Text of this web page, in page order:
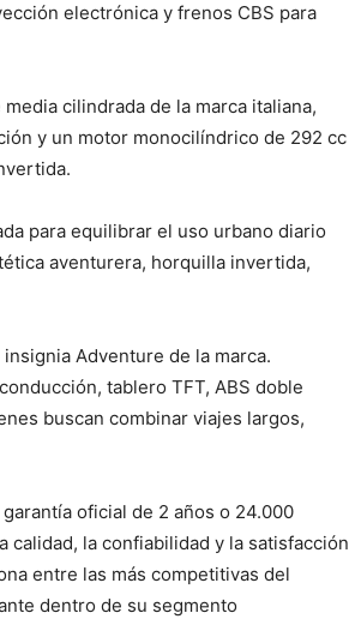
electrónica y frenos CBS para
cilindrada de la marca italiana,
y un motor monocilíndrico de 292 cc
para equilibrar el uso urbano diario
aventurera, horquilla invertida,
Adventure de la marca.
tablero TFT, ABS doble
buscan combinar viajes largos,
oficial de 2 años o 24.000
calidad, la confiabilidad y la satisfacción
entre las más competitivas del
dentro de su segmento